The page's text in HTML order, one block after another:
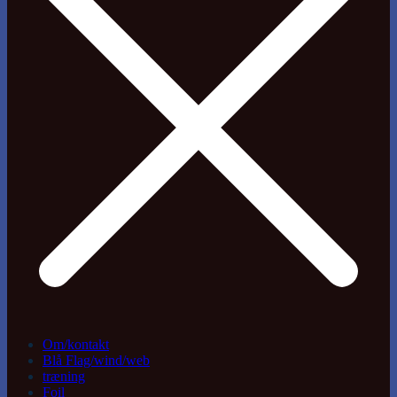
Om/kontakt
Blå Flag/wind/web
træning
Foil